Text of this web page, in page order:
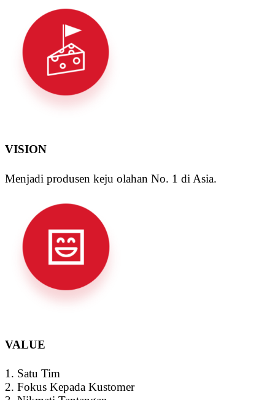
VISION
Menjadi produsen keju olahan No. 1 di Asia.
VALUE
1. Satu Tim
2. Fokus Kepada Kustomer